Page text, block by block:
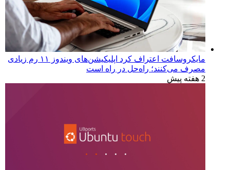
چرا و چطور ویندوز ۱۱ هوم رو به پرو آپگرید کنیم؟